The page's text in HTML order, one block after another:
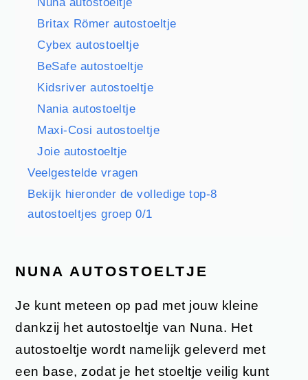
Nuna autostoeltje
Britax Römer autostoeltje
Cybex autostoeltje
BeSafe autostoeltje
Kidsriver autostoeltje
Nania autostoeltje
Maxi-Cosi autostoeltje
Joie autostoeltje
Veelgestelde vragen
Bekijk hieronder de volledige top-8
autostoeltjes groep 0/1
NUNA AUTOSTOELTJE
Je kunt meteen op pad met jouw kleine
dankzij het autostoeltje van Nuna. Het
autostoeltje wordt namelijk geleverd met
een base, zodat je het stoeltje veilig kunt